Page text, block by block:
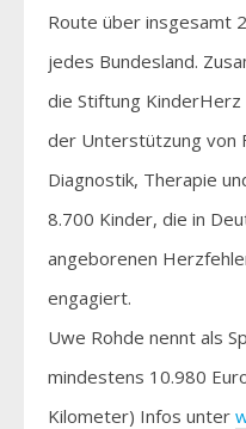
Route über insgesamt
jedes Bundesland.
die Stiftung
der Unterstützung von
Diagnostik, Therapie
8.700 Kinder, die in
angeborenen
engagiert.
Uwe Rohde nennt als
mindestens 10.980
Kilometer) Infos unter